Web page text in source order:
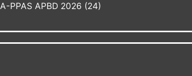
PPAS APBD 2026 (24)